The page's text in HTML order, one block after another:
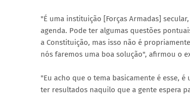
"É uma instituição [Forças Armadas]
agenda. Pode ter algumas questões
a Constituição, mas isso não é
nós faremos uma boa solução", afirmou o
"Eu acho que o tema basicamente é esse,
ter resultados naquilo que a gente espera